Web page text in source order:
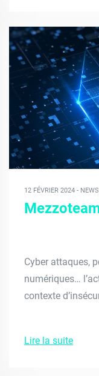
12 FÉVRIER 2024 - NEWS
Cyber attaques,
numériques…
contexte
Lire la suite